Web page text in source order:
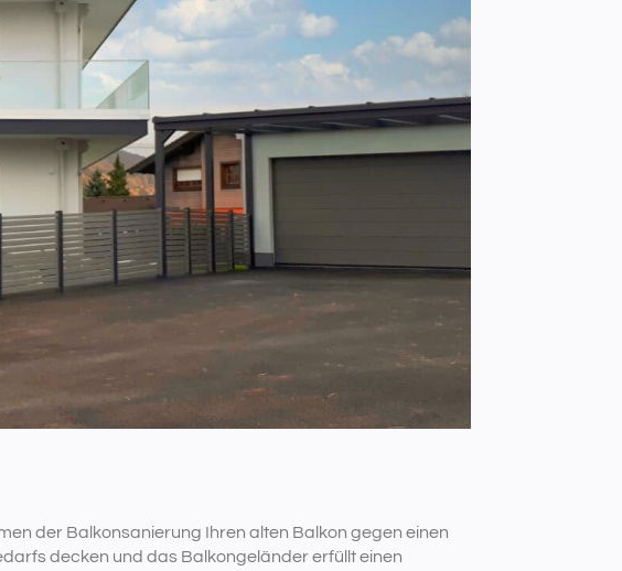
der Balkonsanierung Ihren alten Balkon gegen einen
decken und das Balkongeländer erfüllt einen